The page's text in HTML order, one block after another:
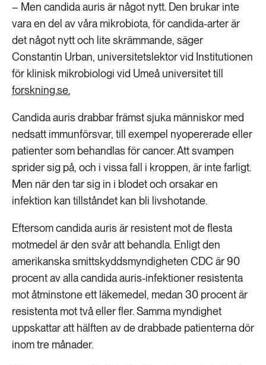
– Men candida auris är något nytt. Den brukar inte
vara en del av våra mikrobiota, för candida-arter är
det något nytt och lite skrämmande, säger
Constantin Urban, universitetslektor vid Institutionen
för klinisk mikrobiologi vid Umeå universitet till
forskning.se.
Candida auris drabbar främst sjuka människor med
nedsatt immunförsvar, till exempel nyopererade eller
patienter som behandlas för cancer. Att svampen
sprider sig på, och i vissa fall i kroppen, är inte farligt.
Men när den tar sig in i blodet och orsakar en
infektion kan tillståndet kan bli livshotande.
Eftersom candida auris är resistent mot de flesta
motmedel är den svår att behandla. Enligt den
amerikanska smittskyddsmyndigheten CDC är 90
procent av alla candida auris-infektioner resistenta
mot åtminstone ett läkemedel, medan 30 procent är
resistenta mot två eller fler. Samma myndighet
uppskattar att hälften av de drabbade patienterna dör
inom tre månader.